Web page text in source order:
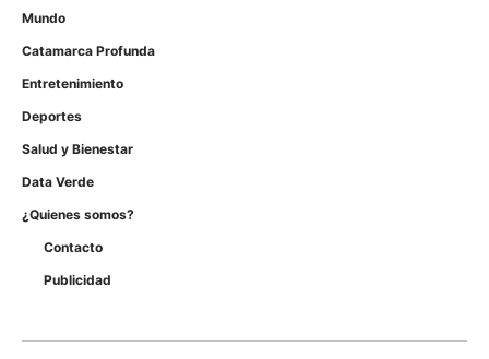
Mundo
Catamarca Profunda
Entretenimiento
Deportes
Salud y Bienestar
Data Verde
¿Quienes somos?
Contacto
Publicidad